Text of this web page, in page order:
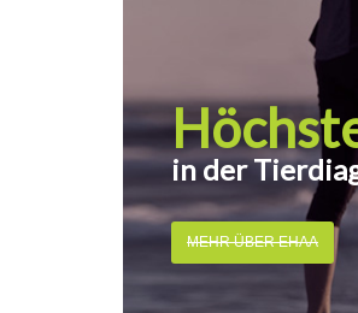
in der
MEHR ÜBER EHAA